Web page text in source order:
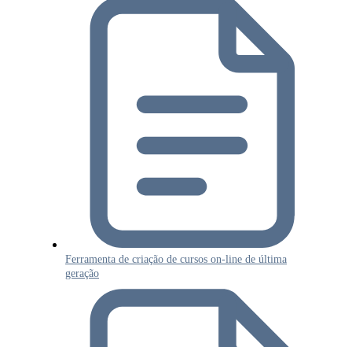
Ferramenta de criação de cursos on-line de última
geração